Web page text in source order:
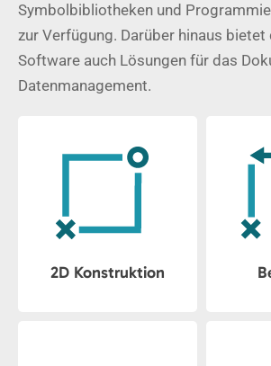
Symbolbibliotheken und
zur Verfügung. Darüber hinaus bietet
Software auch Lösungen für das
Datenmanagement.
2D Konstruktion